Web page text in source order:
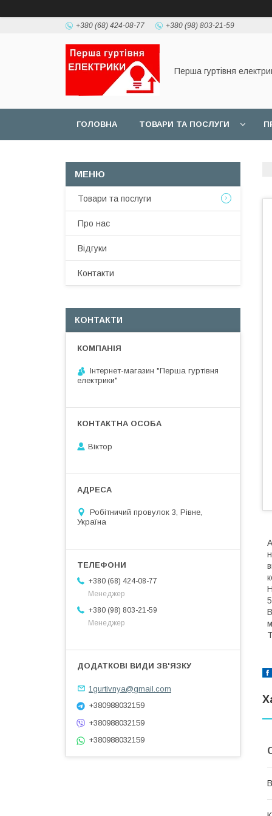
+380 (68) 424-08-77 +380 (98) 803-21-59
Перша гуртівня
ГОЛОВНА ТОВАРИ ТА ПОСЛУГИ
Товари та послуги
Про нас
Відгуки
Контакти
КОНТАКТИ
Інтернет-магазин "Перша гуртівня
електрики"
Віктор
Робітничий провулок 3, Рівне,
Україна
+380 (68) 424-08-77
Менеджер
+380 (98) 803-21-59
Менеджер
1gurtivnya@gmail.com
+380988032159
+380988032159
+380988032159